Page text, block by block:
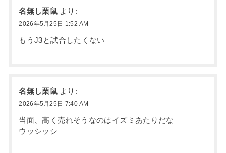
名無し栗鼠 より:
2026年5月25日 1:52 AM
もうJ3と試合したくない
名無し栗鼠 より:
2026年5月25日 7:40 AM
当面、高く売れそうなのはイズミあたりだな
ウッシッシ